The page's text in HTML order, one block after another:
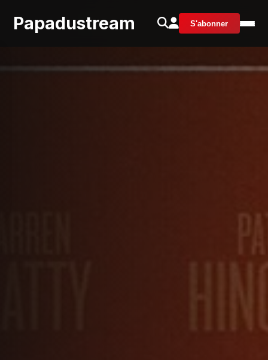
Papadustream S'abonner